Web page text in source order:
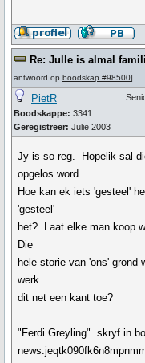
Re: Julle is almal
antwoord op boodskap #98500]
PietR
Boodskappe: 3341
Geregistreer: Julie 2003
Jy is so reg. Hopelik sal
opgelos word.
Hoe kan ek iets 'gesteel'
'gesteel'
het? Laat elke man koop
Die
hele storie van 'ons'
werk
dit net een kant toe?
"Ferdi Greyling" skryf in